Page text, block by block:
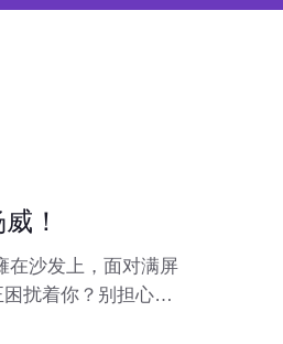
！
在沙发上，面对满屏
扰着你？别担心，